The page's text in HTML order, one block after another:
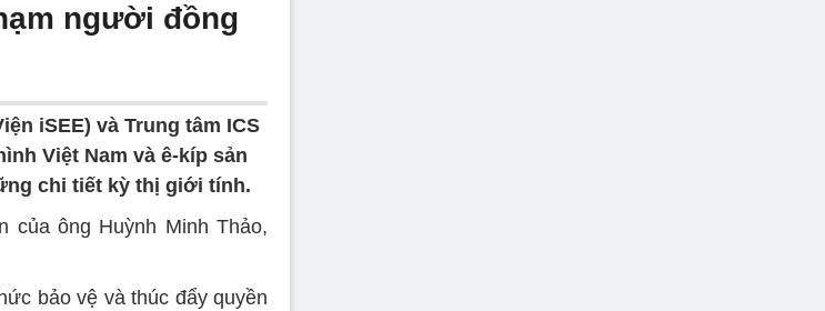
người đồng
iSEE) và Trung tâm ICS
Việt Nam và ê-kíp sản
chi tiết kỳ thị giới tính.
của ông Huỳnh Minh Thảo,
bảo vệ và thúc đẩy quyền